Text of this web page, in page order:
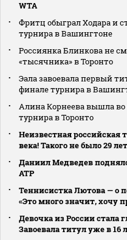
WTA
Фритц обыграл Ходара и
турнира в Вашингтоне
Россиянка Блинкова не
«тысячника» в Торонто
Эала завоевала первый
финале турнира в
Алина Корнеева вышла во
турнира в Торонто
Неизвестная российская
века! Такого не было 29 лет
Даниил Медведев
АТР
Теннисистка Лютова — о
«Это много значит, хочу
Девочка из России стала
Завоевала титул уже в 16